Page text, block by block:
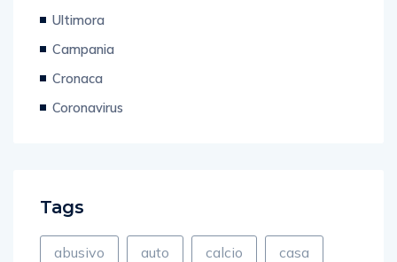
Ultimora
Campania
Cronaca
Coronavirus
Tags
abusivo auto calcio casa